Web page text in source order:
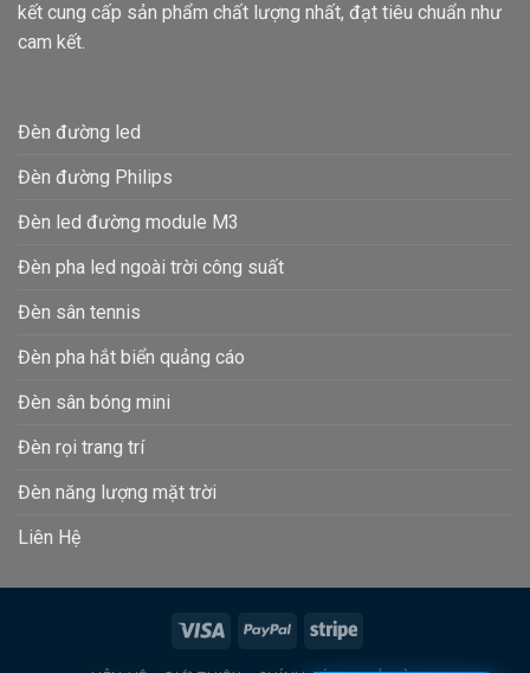
kết cung cấp sản phẩm chất lượng nhất, đạt tiêu chuẩn như
cam kết.
Đèn đường led
Đèn đường Philips
Đèn led đường module M3
Đèn pha led ngoài trời công suất
Đèn sân tennis
Đèn pha hắt biển quảng cáo
Đèn sân bóng mini
Đèn rọi trang trí
Đèn năng lượng mặt trời
Liên Hệ